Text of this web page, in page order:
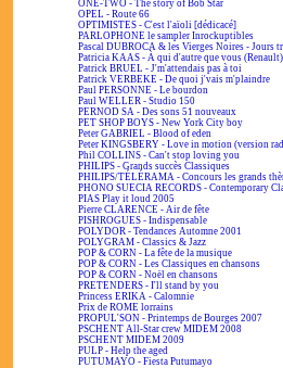
ONE-TWO - The story of Bob Star
OPEL - Route 66
OPTIMISTES - C'est l'aïoli [dédicacé]
PARLOPHONE le sampler Inrockuptibles
Pascal DUBROCA & les Vierges Noires - Jours
Patricia KAAS - À qui d'autre que vous (Renault)
Patrick BRUEL - J'm'attendais pas à toi
Patrick VERBEKE - De quoi j'vais m'plaindre
Paul PERSONNE - Le bourdon
Paul WELLER - Studio 150
PERNOD SA - Des sons 51 nouveaux
PET SHOP BOYS - New York City boy
Peter GABRIEL - Blood of eden
Peter KINGSBERY - Love in motion (version
Phil COLLINS - Can't stop loving you
PHILIPS - Grands succès Classiques
PHILIPS/TÉLÉRAMA - Concours les grands
PHONO SUECIA RECORDS - Contemporary
PIAS Play it loud 2005
Pierre CLARENCE - Air de fête
PISHROGUES - Indispensable
POLYDOR - Tendances Automne 2001
POLYGRAM - Classics & Jazz
POP & CORN - La fête de la musique
POP & CORN - Les Classiques en chansons
POP & CORN - Noël en chansons
PRETENDERS - I'll stand by you
Princess ERIKA - Calomnie
Prix de ROME lorrains
PROPUL'SON - Printemps de Bourges 2007
PSCHENT All-Star crew MIDEM 2008
PSCHENT MIDEM 2009
PULP - Help the aged
PUTUMAYO - Fiesta Putumayo